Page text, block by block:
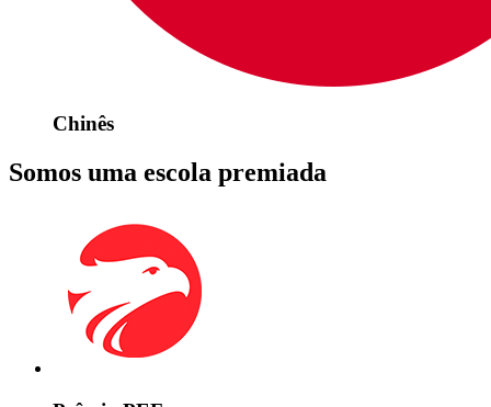
Chinês
Somos uma escola premiada